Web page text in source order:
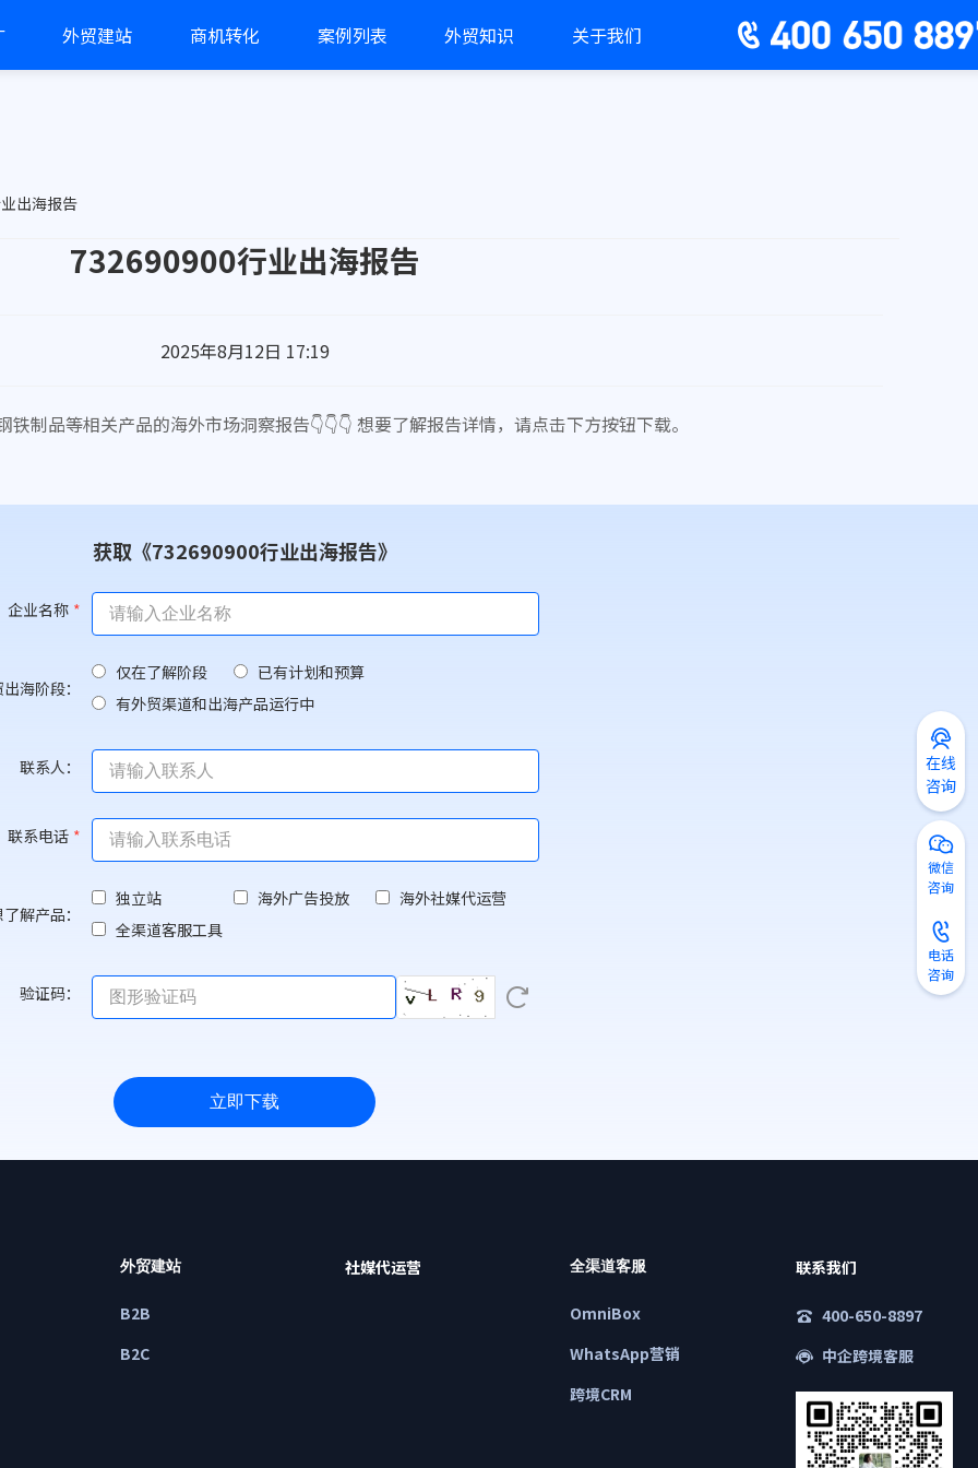
外贸建站 商机转化 案例列表 外贸知识 关于我们
出海报告
732690900行业出海报告
2025年8月12日 17:19
制品等相关产品的海外市场洞察报告👇👇👇 想要了解报告详情，请点击下方按钮下载。
获取《732690900行业出海报告》
企业名称 *
海阶段：
仅在了解阶段
已有计划和预算
有外贸渠道和出海产品运行中
联系人：
联系电话 *
解产品：
独立站 海外广告投放
海外社媒代运营
全渠道客服工具
验证码：
立即下载
外贸建站
B2B
B2C
社媒代运营 全渠道客服
OmniBox
WhatsApp营销
跨境CRM
联系我们
400-650-8897
中企跨境客服
在线
咨询
微信
咨询
电话
咨询